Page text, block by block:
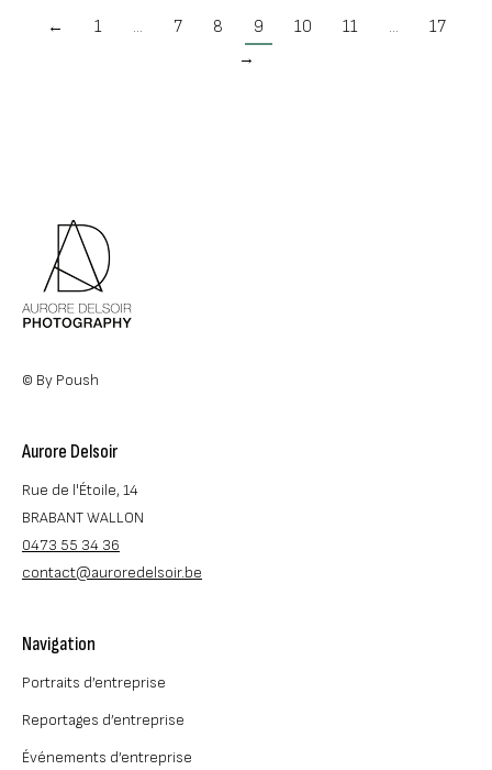
← 1 … 7 8 9 10 11 …
17
→
© By Poush
Aurore Delsoir
Rue de l'Étoile, 14
BRABANT WALLON
0473 55 34 36
contact@auroredelsoir.be
Navigation
Portraits d’entreprise
Reportages d’entreprise
Événements d’entreprise